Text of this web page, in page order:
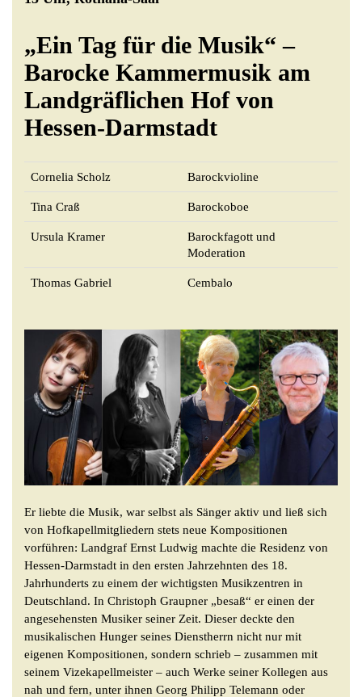
„Ein Tag für die Musik“ –
Barocke Kammermusik am
Landgräflichen Hof von
Hessen-Darmstadt
Cornelia Scholz Barockvioline
Tina Craß Barockoboe
Ursula Kramer
Barockfagott und
Moderation
Thomas Gabriel Cembalo
Er liebte die Musik, war selbst als Sänger aktiv und ließ sich
von Hofkapellmitgliedern stets neue Kompositionen
vorführen: Landgraf Ernst Ludwig machte die Residenz von
Hessen-Darmstadt in den ersten Jahrzehnten des 18.
Jahrhunderts zu einem der wichtigsten Musikzentren in
Deutschland. In Christoph Graupner „besaß“ er einen der
angesehensten Musiker seiner Zeit. Dieser deckte den
musikalischen Hunger seines Dienstherrn nicht nur mit
eigenen Kompositionen, sondern schrieb – zusammen mit
seinem Vizekapellmeister – auch Werke seiner Kollegen aus
nah und fern, unter ihnen Georg Philipp Telemann oder